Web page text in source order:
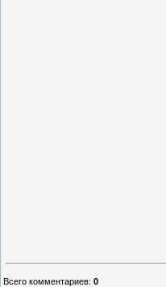
Всего комментариев: 0